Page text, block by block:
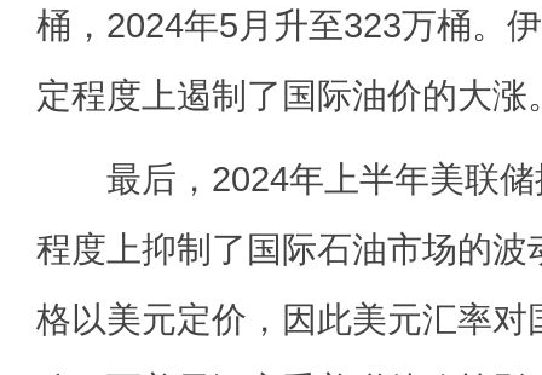
桶，2024年5月升至323万桶。
定程度上遏制了国际油价的大涨
最后，2024年上半年美联储
程度上抑制了国际石油市场的波
格以美元定价，因此美元汇率对